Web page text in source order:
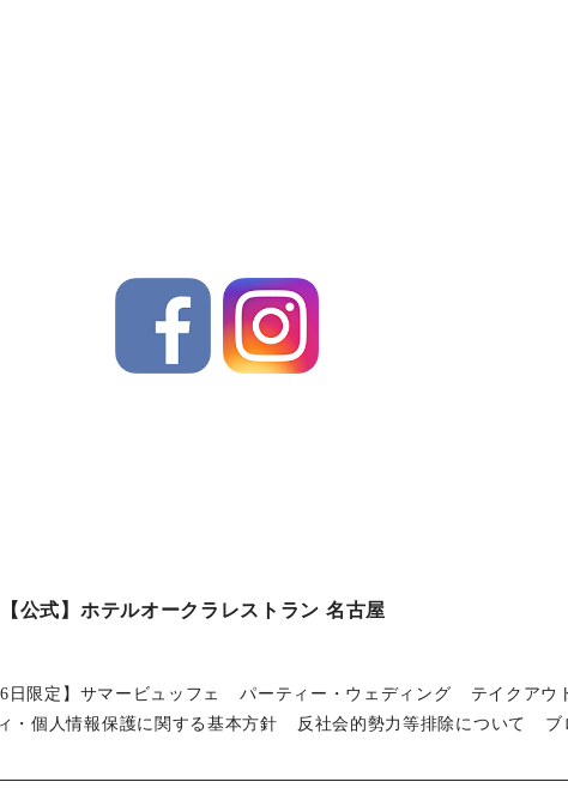
【公式】ホテルオークラレストラン 名古屋
日限定】サマービュッフェ パーティー・ウェディング テイクアウ
・個人情報保護に関する基本方針 反社会的勢力等排除について ブ